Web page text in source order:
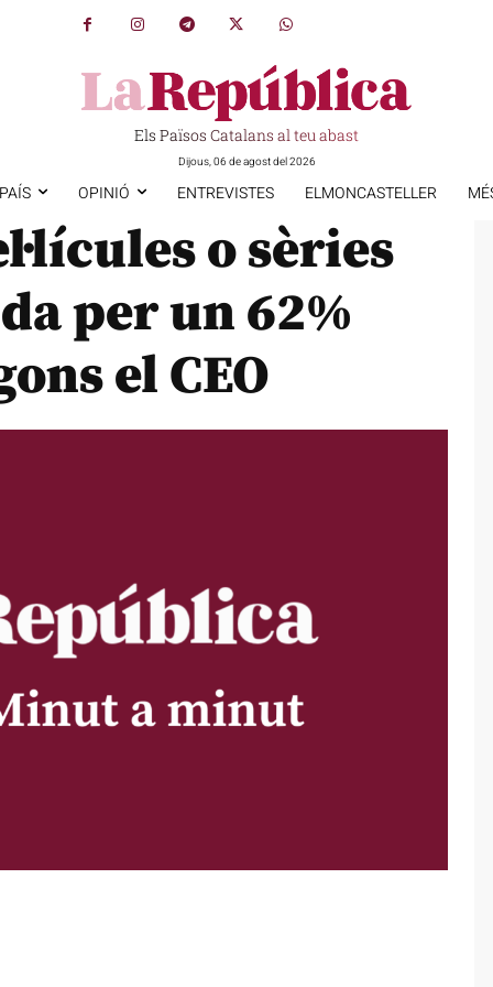
Els Països Catalans al teu abast
Dijous, 06 de agost del 2026
OPINIÓ ENTREVISTES ELMONCASTELLER
o sèries
per un 62%
el CEO